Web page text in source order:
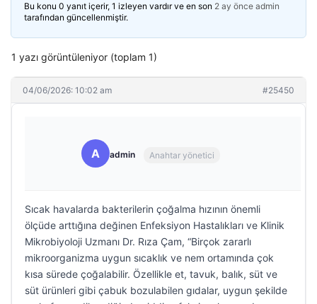
Bu konu 0 yanıt içerir, 1 izleyen vardır ve en son 2 ay önce admin
tarafından güncellenmiştir.
1 yazı görüntüleniyor (toplam 1)
04/06/2026: 10:02 am #25450
A admin Anahtar yönetici
Sıcak havalarda bakterilerin çoğalma hızının önemli
ölçüde arttığına değinen Enfeksiyon Hastalıkları ve Klinik
Mikrobiyoloji Uzmanı Dr. Rıza Çam, “Birçok zararlı
mikroorganizma uygun sıcaklık ve nem ortamında çok
kısa sürede çoğalabilir. Özellikle et, tavuk, balık, süt ve
süt ürünleri gibi çabuk bozulabilen gıdalar, uygun şekilde